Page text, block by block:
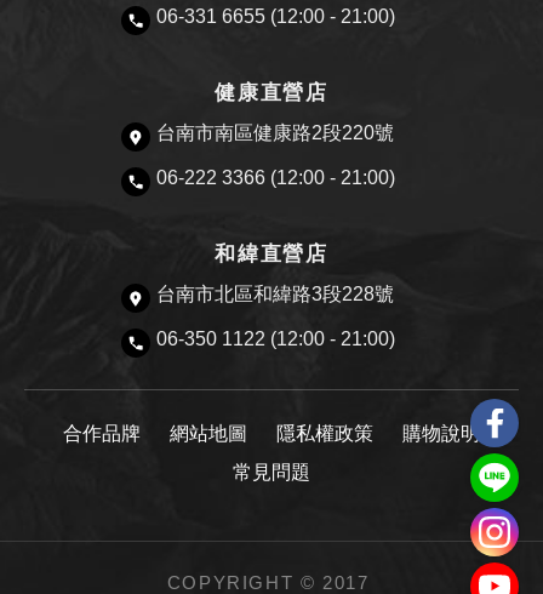
06-331 6655 (12:00 - 21:00)
健康直營店
台南市南區健康路2段220號
06-222 3366 (12:00 - 21:00)
和緯直營店
台南市北區和緯路3段228號
06-350 1122 (12:00 - 21:00)
合作品牌 網站地圖 隱私權政策
購物說明
常見問題
COPYRIGHT © 2017